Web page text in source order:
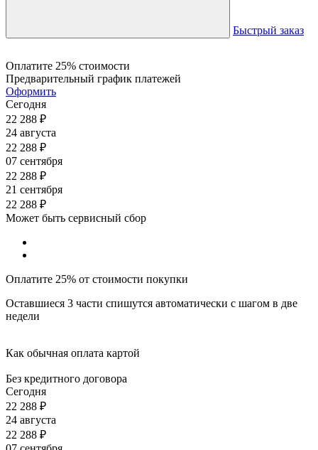
Быстрый заказ
Оплатите 25% стоимости
Предварительный график платежей
Оформить
Сегодня
22 288 ₽
24 августа
22 288 ₽
07 сентября
22 288 ₽
21 сентября
22 288 ₽
Может быть сервисный сбор
Оплатите 25% от стоимости покупки
Оставшиеся 3 части спишутся автоматически с шагом в две
недели
Как обычная оплата картой
Без кредитного договора
Сегодня
22 288 ₽
24 августа
22 288 ₽